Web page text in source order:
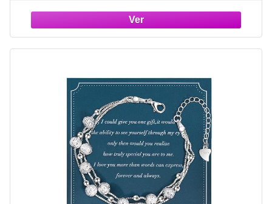
Cuentas Pulsera Estrella Regalo Amistad
Pulsera